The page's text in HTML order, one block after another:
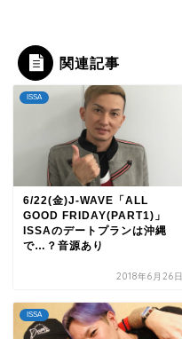
関連記事
ISSA
6/22(金)J-WAVE「ALL
GOOD FRIDAY(PART1)」
ISSAのデートプランは沖縄
で…？音源あり
2018年6月26日
ISSA